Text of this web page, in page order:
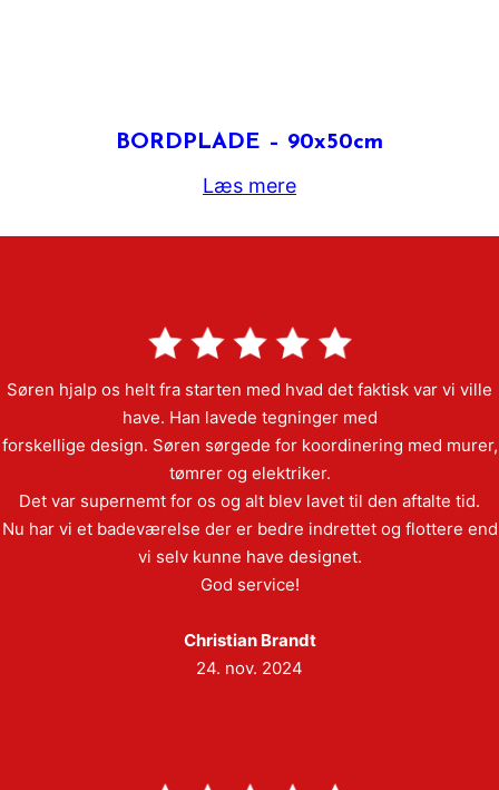
BORDPLADE – 90x50cm
Læs mere
Søren hjalp os helt fra starten med hvad det faktisk var vi ville
have. Han lavede tegninger med
forskellige design. Søren sørgede for koordinering med murer,
tømrer og elektriker.
Det var supernemt for os og alt blev lavet til den aftalte tid.
Nu har vi et badeværelse der er bedre indrettet og flottere end
vi selv kunne have designet.
God service!
Christian Brandt
24. nov. 2024